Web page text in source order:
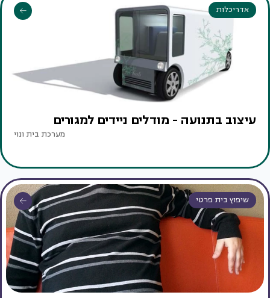
אדריכלות
עיצוב בתנועה - מודלים ניידים למגורים
מערכת בית ונוי
שיפוץ בית פרטי